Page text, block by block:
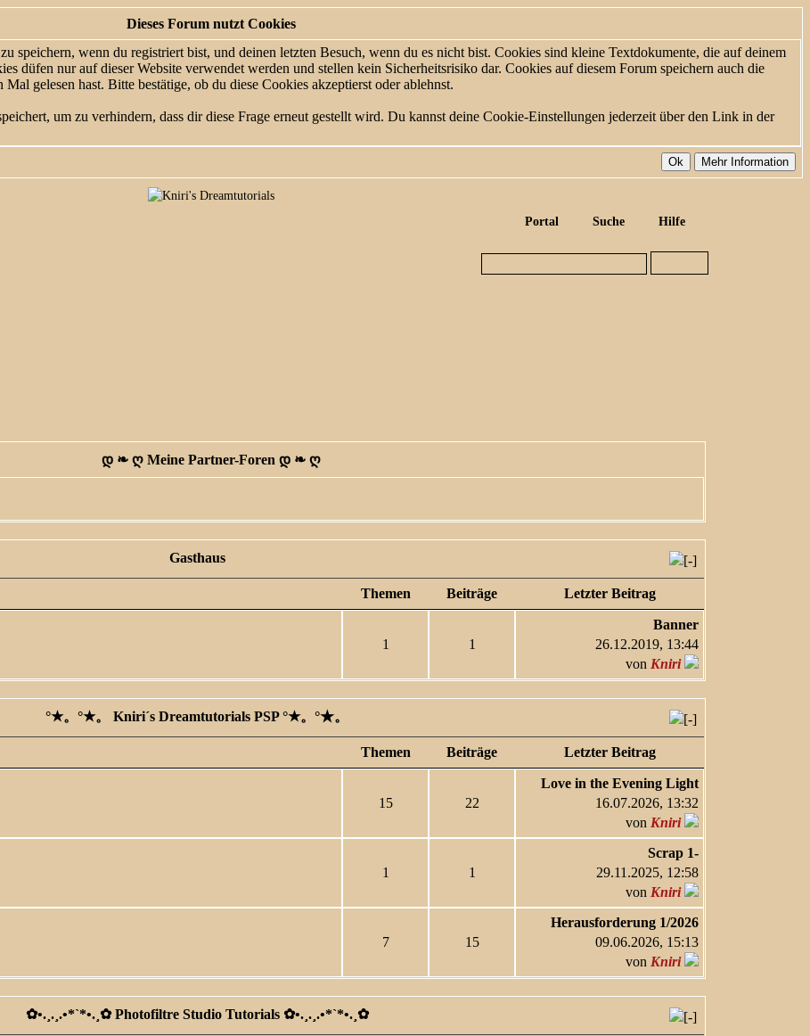
Dieses Forum nutzt Cookies
speichern, wenn du registriert bist, und deinen letzten Besuch, wenn du es nicht bist. Cookies sind kleine Textdokumente, die auf deinem
düfen nur auf dieser Website verwendet werden und stellen kein Sicherheitsrisiko dar. Cookies auf diesem Forum speichern auch die
gelesen hast. Bitte bestätige, ob du diese Cookies akzeptierst oder ablehnst.
um zu verhindern, dass dir diese Frage erneut gestellt wird. Du kannst deine Cookie-Einstellungen jederzeit über den Link in der
Portal Suche Hilfe
დ ❧ ღ Meine Partner-Foren დ ❧ ღ
Gasthaus
Themen Beiträge Letzter Beitrag
1 1
Banner
26.12.2019, 13:44
von Kniri
°★。°★。 Kniri´s Dreamtutorials PSP °★。°★。
Themen Beiträge Letzter Beitrag
15 22
Love in the Evening Light
16.07.2026, 13:32
von Kniri
1 1
Scrap 1-
29.11.2025, 12:58
von Kniri
7 15
Herausforderung 1/2026
09.06.2026, 15:13
von Kniri
✿ •.¸.¸.•*`*•.¸✿ Photofiltre Studio Tutorials ✿ •.¸.¸.•*`*•.¸✿